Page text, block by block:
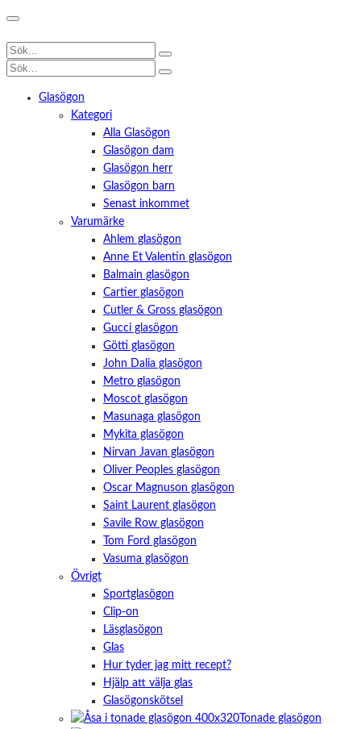
Glasögon
Kategori
Alla Glasögon
Glasögon dam
Glasögon herr
Glasögon barn
Senast inkommet
Varumärke
Ahlem glasögon
Anne Et Valentin glasögon
Balmain glasögon
Cartier glasögon
Cutler & Gross glasögon
Gucci glasögon
Götti glasögon
John Dalia glasögon
Metro glasögon
Moscot glasögon
Masunaga glasögon
Mykita glasögon
Nirvan Javan glasögon
Oliver Peoples glasögon
Oscar Magnuson glasögon
Saint Laurent glasögon
Savile Row glasögon
Tom Ford glasögon
Vasuma glasögon
Övrigt
Sportglasögon
Clip-on
Läsglasögon
Glas
Hur tyder jag mitt recept?
Hjälp att välja glas
Glasögonskötsel
Tonade glasögon